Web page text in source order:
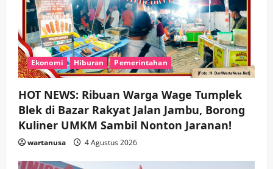
a
t
i
o
n
Ekonomi Hiburan Pemerintahan
HOT NEWS: Ribuan Warga Wage Tumplek
Blek di Bazar Rakyat Jalan Jambu, Borong
Kuliner UMKM Sambil Nonton Jaranan!
wartanusa 4 Agustus 2026